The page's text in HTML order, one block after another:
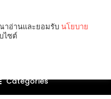
Categories
าอ่านและยอมรับ นโยบาย
ไซต์